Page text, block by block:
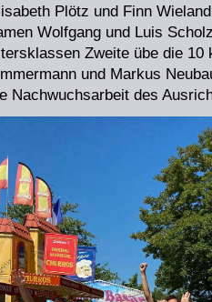
Plötz und Finn
Wolfgang und Luis
Zweite übe die 10
und Markus
Nachwuchsarbeit des